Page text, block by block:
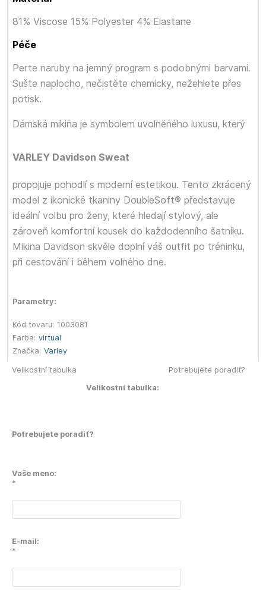
81% Viscose 15% Polyester 4% Elastane
Péče
Perte naruby na jemný program s podobnými barvami.
Sušte naplocho, nečistěte chemicky, nežehlete přes
potisk.
Dámská mikina
VARLEY Davidson Sweat
je symbolem uvolněného luxusu, který
propojuje pohodlí s moderní estetikou. Tento zkrácený
model z ikonické tkaniny DoubleSoft® představuje
ideální volbu pro ženy, které hledají stylový, ale
zároveň komfortní kousek do každodenního šatníku.
Mikina Davidson skvěle doplní váš outfit po tréninku,
při cestování i během volného dne.
Parametry:
Kód tovaru: 1003081
Farba: virtual
Značka: Varley
Velikostní tabulka
Velikostní tabulka:
Potrebujete poradiť?
Potrebujete poradiť?
Vaše meno:
*
E-mail:
*